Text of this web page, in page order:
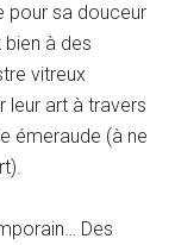
pour sa douceur
à des
vitreux
leur art à travers
émeraude (à ne
Des